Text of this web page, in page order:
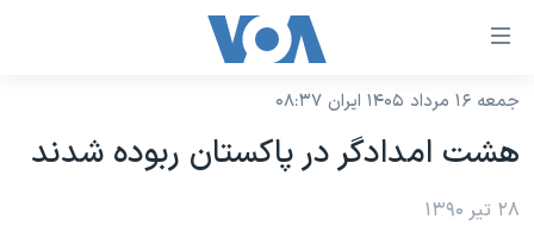
لینکهای
دسترسی
جهش
محتوای
نسخه سبک وب‌سایت
موضوع ها
جمعه ۱۶ مرداد ۱۴۰۵ ایران ۰۸:۳۷
هشت امدادگر در پاکستان ربوده شدند
۲۸ تیر ۱۳۹۰